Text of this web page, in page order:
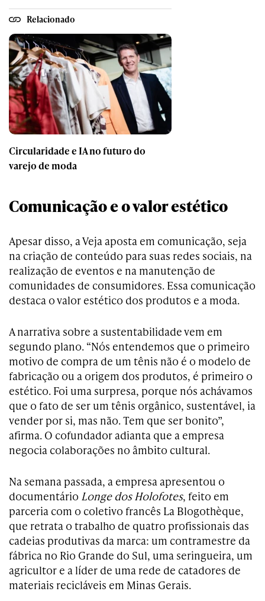
Relacionado
Circularidade e IA no futuro do
varejo de moda
Comunicação e o valor estético
Apesar disso, a Veja aposta em comunicação, seja
na criação de conteúdo para suas redes sociais, na
realização de eventos e na manutenção de
comunidades de consumidores. Essa comunicação
destaca o valor estético dos produtos e a moda.
A narrativa sobre a sustentabilidade vem em
segundo plano. “Nós entendemos que o primeiro
motivo de compra de um tênis não é o modelo de
fabricação ou a origem dos produtos, é primeiro o
estético. Foi uma surpresa, porque nós achávamos
que o fato de ser um tênis orgânico, sustentável, ia
vender por si, mas não. Tem que ser bonito”,
afirma. O cofundador adianta que a empresa
negocia colaborações no âmbito cultural.
Na semana passada, a empresa apresentou o
documentário Longe dos Holofotes, feito em
parceria com o coletivo francês La Blogothèque,
que retrata o trabalho de quatro profissionais das
cadeias produtivas da marca: um contramestre da
fábrica no Rio Grande do Sul, uma seringueira, um
agricultor e a líder de uma rede de catadores de
materiais recicláveis em Minas Gerais.